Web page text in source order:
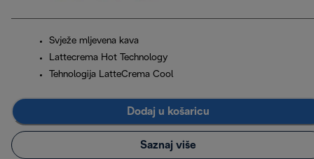
Svježe mljevena kava
Lattecrema Hot Technology
Tehnologija LatteCrema Cool
Dodaj u košaricu
Saznaj više